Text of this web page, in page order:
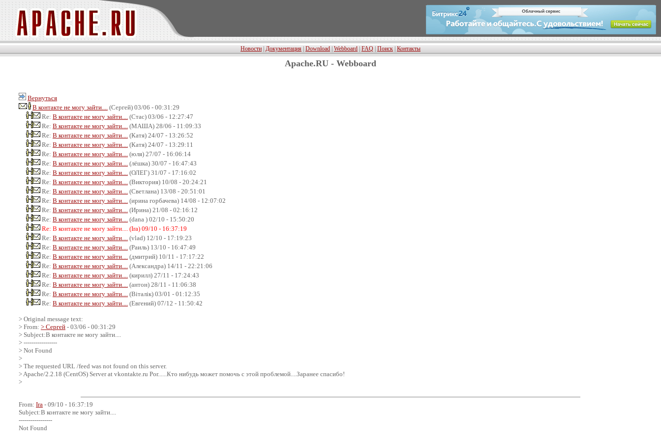
Новости Документация Download Webboard FAQ Поиск Контакты
Apache.RU - Webboard
Вернуться
В контакте не могу зайти....
(Сергей) 03/06 - 00:31:29
Re: В контакте не могу зайти....
(Стас) 03/06 - 12:27:47
Re: В контакте не могу зайти....
(МАША) 28/06 - 11:09:33
Re: В контакте не могу зайти....
(Катя) 24/07 - 13:26:52
Re: В контакте не могу зайти....
(Катя) 24/07 - 13:29:11
Re: В контакте не могу зайти....
(юля) 27/07 - 16:06:14
Re: В контакте не могу зайти....
(лёшка) 30/07 - 16:47:43
Re: В контакте не могу зайти....
(ОЛЕГ) 31/07 - 17:16:02
Re: В контакте не могу зайти....
(Виктория) 10/08 - 20:24:21
Re: В контакте не могу зайти....
(Светлана) 13/08 - 20:51:01
Re: В контакте не могу зайти....
(ирина горбачева) 14/08 - 12:07:02
Re: В контакте не могу зайти....
(Ирина) 21/08 - 02:16:12
Re: В контакте не могу зайти....
(dana ) 02/10 - 15:50:20
Re: В контакте не могу зайти.... (Ira) 09/10 - 16:37:19
Re: В контакте не могу зайти....
(vlad) 12/10 - 17:19:23
Re: В контакте не могу зайти....
(Раиль) 13/10 - 16:47:49
Re: В контакте не могу зайти....
(дмитрий) 10/11 - 17:17:22
Re: В контакте не могу зайти....
(Александра) 14/11 - 22:21:06
Re: В контакте не могу зайти....
(кирилл) 27/11 - 17:24:43
Re: В контакте не могу зайти....
(антон) 28/11 - 11:06:38
Re: В контакте не могу зайти....
(Віталік) 03/01 - 01:12:35
Re: В контакте не могу зайти.... (Евгений) 07/12 - 11:50:42
> Original message text:
> From: > Сергей - 03/06 - 00:31:29
> Subject:В контакте не могу зайти....
> -----------------
> Not Found
>
> The requested URL /feed was not found on this server.
> Apache/2.2.18 (CentOS) Server at vkontakte.ru Por......Кто нибудь может помочь с этой проблемой....Заранее спасибо!
>
From: Ira - 09/10 - 16:37:19
Subject:В контакте не могу зайти....
-----------------
Not Found